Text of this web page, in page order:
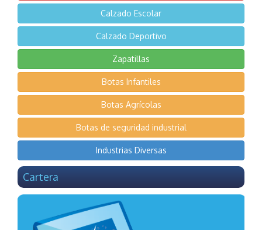
Calzado Escolar
Calzado Deportivo
Zapatillas
Botas Infantiles
Botas Agrícolas
Botas de seguridad industrial
Industrias Diversas
Cartera